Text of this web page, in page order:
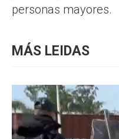
personas mayores.
MÁS LEIDAS